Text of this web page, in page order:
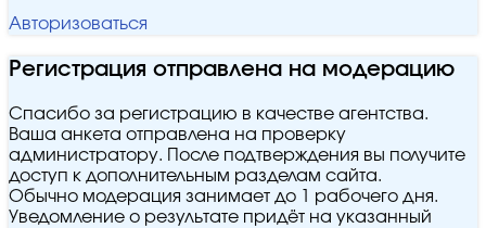
Авторизоваться
Регистрация отправлена на модерацию
Спасибо за регистрацию в качестве агентства.
Ваша анкета отправлена на проверку
администратору. После подтверждения вы получите
доступ к дополнительным разделам сайта.
Обычно модерация занимает до 1 рабочего дня.
Уведомление о результате придёт на указанный